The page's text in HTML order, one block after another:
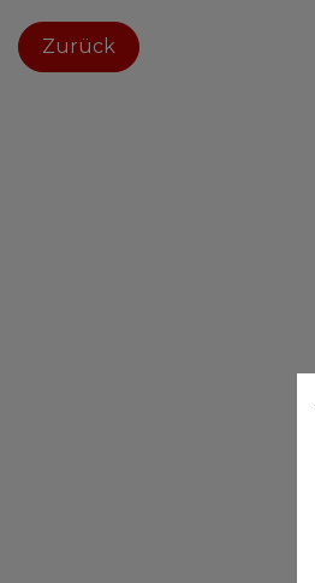
Zurück